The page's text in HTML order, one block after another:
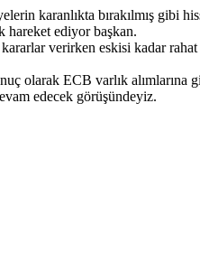
karanlıkta bırakılmış gibi
hareket ediyor başkan.
verirken eskisi kadar
olarak ECB varlık alımlarına
edecek görüşündeyiz.